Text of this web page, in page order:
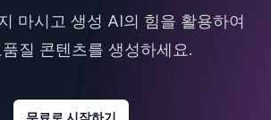
마시고 생성 AI의 힘을 활용하여
질 콘텐츠를 생성하세요.